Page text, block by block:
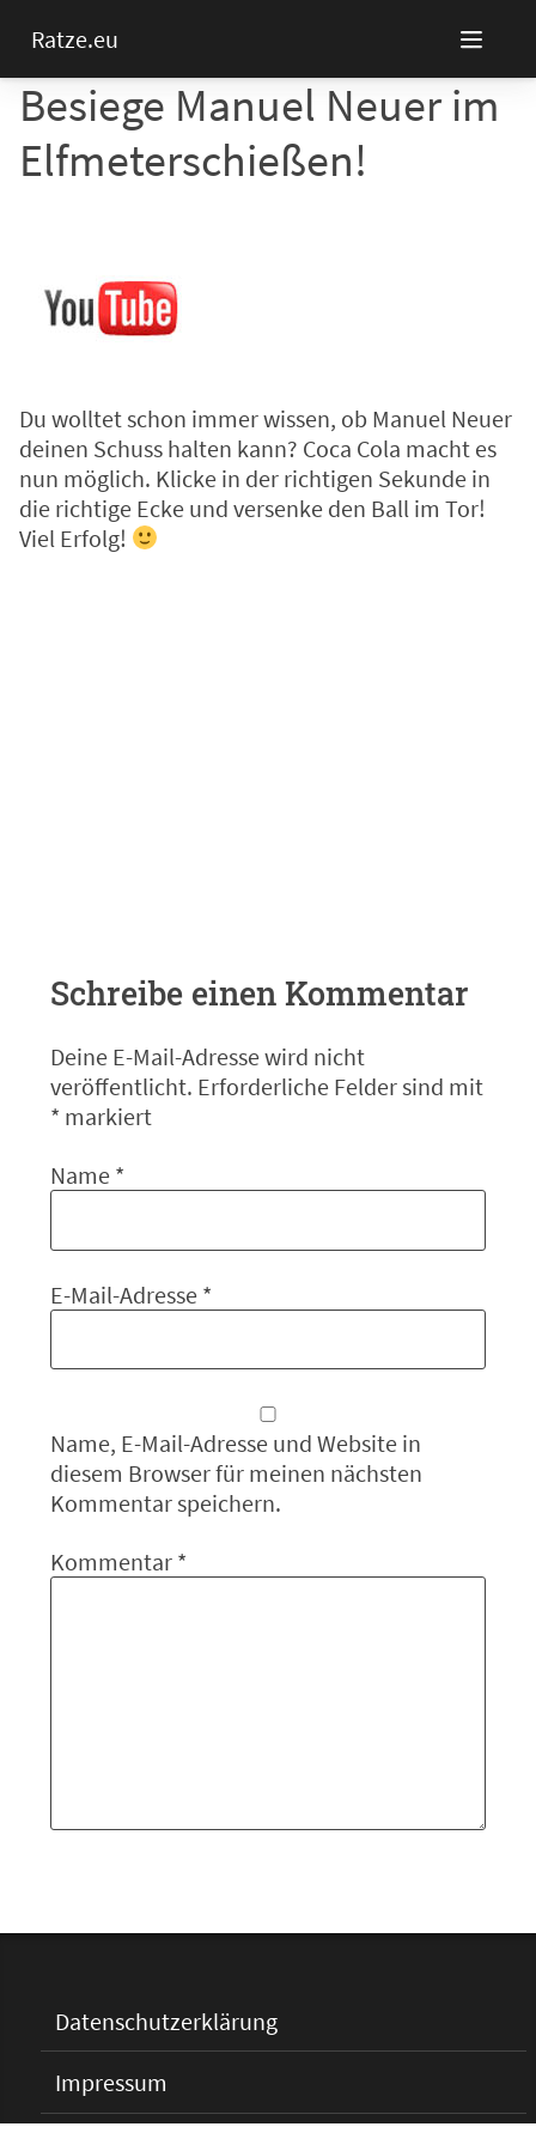
Ratze.eu
Besiege Manuel Neuer im
Elfmeterschießen!
Du wolltet schon immer wissen, ob Manuel Neuer
deinen Schuss halten kann? Coca Cola macht es
nun möglich. Klicke in der richtigen Sekunde in
die richtige Ecke und versenke den Ball im Tor!
Viel Erfolg!
Schreibe einen Kommentar
Deine E-Mail-Adresse wird nicht
veröffentlicht. Erforderliche Felder sind mit
* markiert
Name *
E-Mail-Adresse *
Name, E-Mail-Adresse und Website in
diesem Browser für meinen nächsten
Kommentar speichern.
Kommentar *
Datenschutzerklärung
Impressum